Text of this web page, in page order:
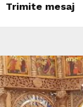
Trimite mesaj